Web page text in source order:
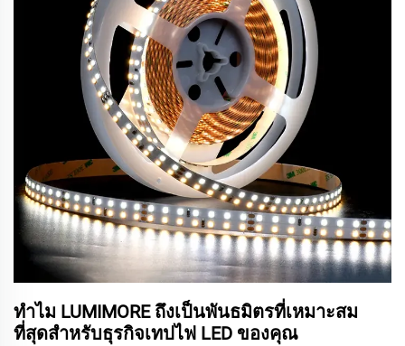
ทำไม LUMIMORE ถึงเป็นพันธมิตรที่เหมาะสม
ที่สุดสำหรับธุรกิจเทปไฟ LED ของคุณ